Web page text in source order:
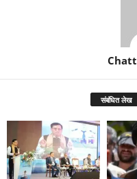
संबंधित लेख